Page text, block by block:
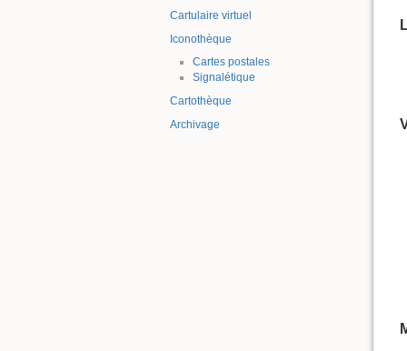
Cartulaire virtuel
Iconothèque
Cartes postales
Signalétique
Cartothèque
Archivage